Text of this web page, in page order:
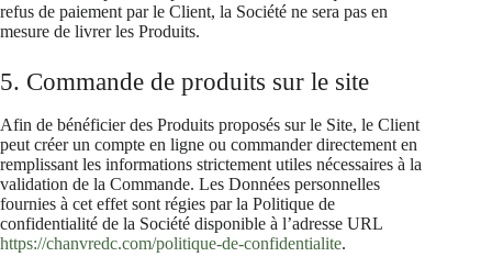
refus de paiement par le Client, la Société ne sera pas en
mesure de livrer les Produits.
5. Commande de produits sur le site
Afin de bénéficier des Produits proposés sur le Site, le Client
peut créer un compte en ligne ou commander directement en
remplissant les informations strictement utiles nécessaires à la
validation de la Commande. Les Données personnelles
fournies à cet effet sont régies par la Politique de
confidentialité de la Société disponible à l’adresse URL
https://chanvredc.com/politique-de-confidentialite.